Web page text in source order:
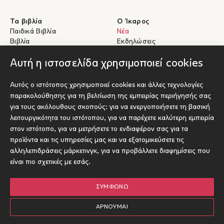
Αυτή η ιστοσελίδα χρησιμοποιεί cookies
Αυτός ο ιστότοπος χρησιμοποιεί cookies και άλλες τεχνολογίες
παρακολούθησης για τη βελτίωση της εμπειρίας περιήγησής σας
για τους ακόλουθους σκοπούς: για να ενεργοποιήσετε τη βασική
λειτουργικότητα του ιστότοπου, για να παρέχετε καλύτερη εμπειρία
στον ιστότοπο, για να μετρήσετε το ενδιαφέρον σας για τα
προϊόντα και τις υπηρεσίες μας και να εξατομικεύσετε τις
αλληλεπιδράσεις μάρκετινγκ, για να προβάλλετε διαφημίσεις που
είναι πιο σχετικές με εσάς.
ΣΥΜΦΩΝΏ
ΑΡΝΟΎΜΑΙ
Τα βιβλία
Παιδικά Βιβλία
Βιβλία
Ο Ίκαρος
Νέα
Εκδηλώσεις
Βοήθεια
Αποστολές & Επιστροφές
Σχετικά με τα eBooks
Επικοινωνία
Για Συγγραφείς
Υποβολή έργου προς έκδοση
Socials
Πολιτική Cookies